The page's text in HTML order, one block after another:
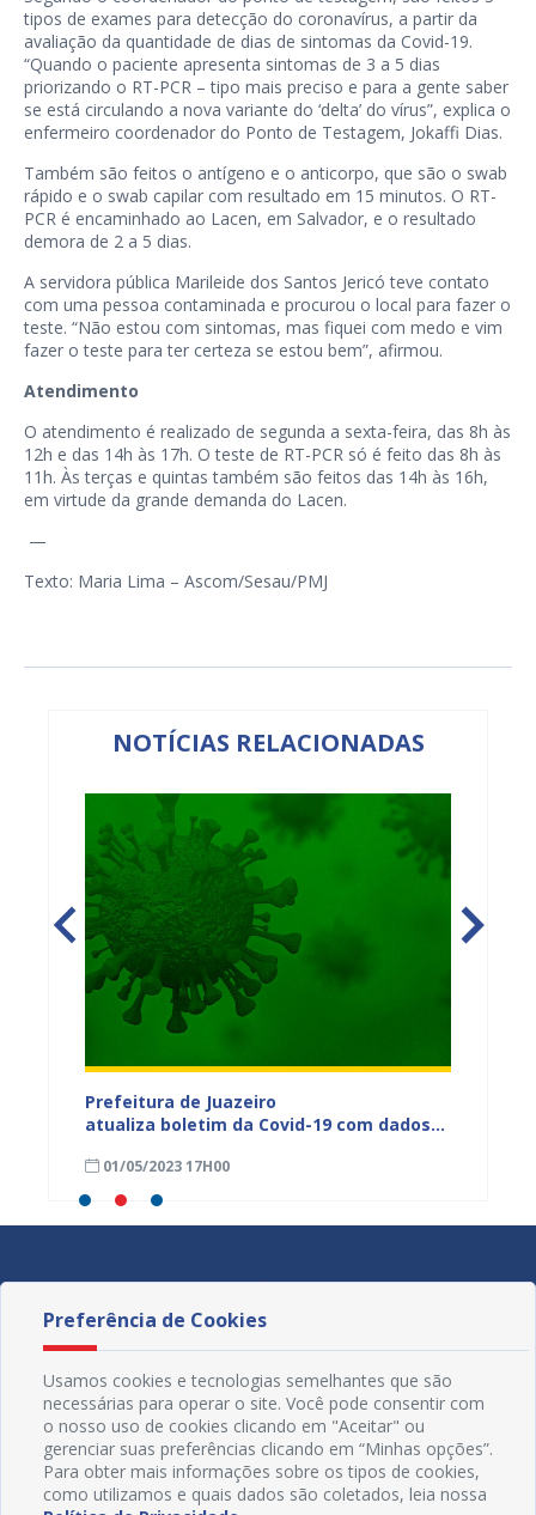
tipos de exames para detecção do coronavírus, a partir da
avaliação da quantidade de dias de sintomas da Covid-19.
“Quando o paciente apresenta sintomas de 3 a 5 dias
priorizando o RT-PCR – tipo mais preciso e para a gente saber
se está circulando a nova variante do ‘delta’ do vírus”, explica o
enfermeiro coordenador do Ponto de Testagem, Jokaffi Dias.
Também são feitos o antígeno e o anticorpo, que são o swab
rápido e o swab capilar com resultado em 15 minutos. O RT-
PCR é encaminhado ao Lacen, em Salvador, e o resultado
demora de 2 a 5 dias.
A servidora pública Marileide dos Santos Jericó teve contato
com uma pessoa contaminada e procurou o local para fazer o
teste. “Não estou com sintomas, mas fiquei com medo e vim
fazer o teste para ter certeza se estou bem”, afirmou.
Atendimento
O atendimento é realizado de segunda a sexta-feira, das 8h às
12h e das 14h às 17h. O teste de RT-PCR só é feito das 8h às
11h. Às terças e quintas também são feitos das 14h às 16h,
em virtude da grande demanda do Lacen.
—
Texto: Maria Lima – Ascom/Sesau/PMJ
NOTÍCIAS RELACIONADAS
Prefeitura de Juazeiro
atualiza boletim da Covid-19 com dados
01/05/2023 17H00
Preferência de Cookies
Usamos cookies e tecnologias semelhantes que são
necessárias para operar o site. Você pode consentir com
o nosso uso de cookies clicando em "Aceitar" ou
gerenciar suas preferências clicando em “Minhas opções”.
Para obter mais informações sobre os tipos de cookies,
como utilizamos e quais dados são coletados, leia nossa